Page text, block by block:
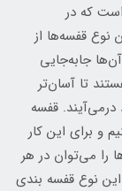
که در
قفسه‌ها از
جابه‌جایی
تا آسان‌تر
قفسه
و برای این کار
را می‌توان در هر
نوع قفسه بندی